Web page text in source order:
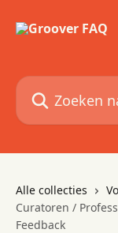
Zoeken naar
Alle collecties
Curatoren /
Feedback